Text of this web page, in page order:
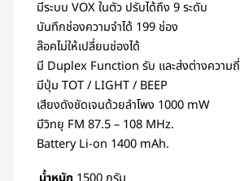
มีระบบ VOX ในตัว ปรับได้ถึง 9 ระดับ
บันทึกช่องความจำได้ 199 ช่อง
ล๊อคไม่ให้เปลี่ยนช่องได้
มี Duplex Function รับ และส่งต่างความถี่
มีปุ่ม TOT / LIGHT / BEEP
เสียงดังชัดเจนด้วยลำโพง 1000 mW
มีวิทยุ FM 87.5 – 108 MHz.
Battery Li-on 1400 mAh.